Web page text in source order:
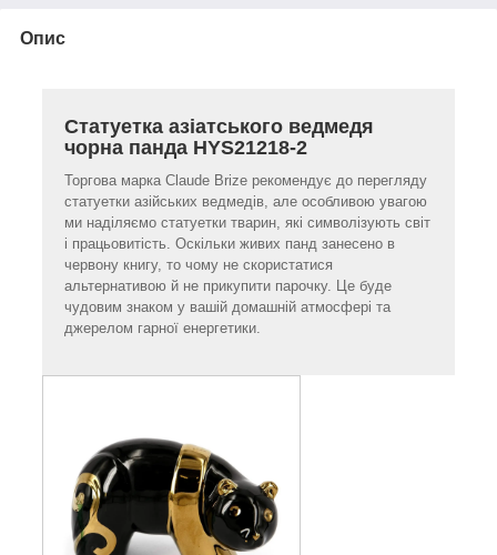
Опис
Статуетка азіатського ведмедя
чорна панда HYS21218-2
Торгова марка Claude Brize рекомендує до перегляду
статуетки азійських ведмедів, але особливою увагою
ми наділяємо статуетки тварин, які символізують світ
і працьовитість. Оскільки живих панд занесено в
червону книгу, то чому не скористатися
альтернативою й не прикупити парочку. Це буде
чудовим знаком у вашій домашній атмосфері та
джерелом гарної енергетики.